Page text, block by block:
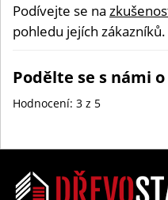
Podívejte se na
pohledu jejích zákazníků.
Podělte se s námi
Hodnocení: 3 z 5